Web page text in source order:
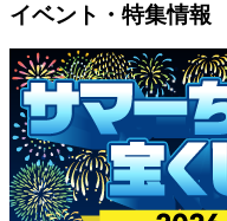
イベント・特集情報